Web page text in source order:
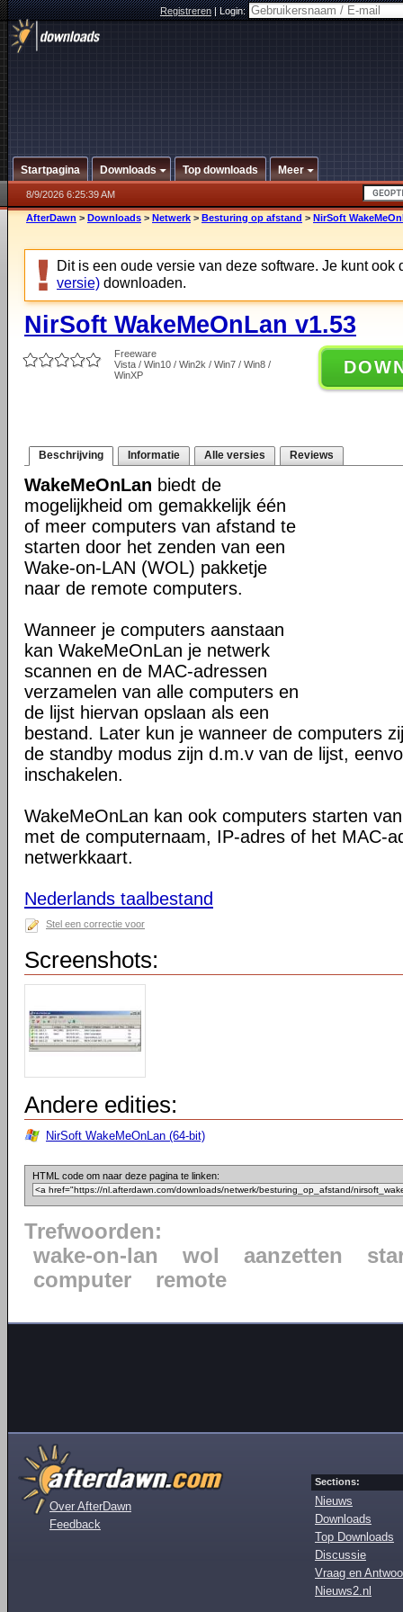
Registreren|Login:
Startpagina Downloads Top downloads Meer
8/9/2026 6:25:39 AM
AfterDawn > Downloads > Netwerk > Besturing op afstand > NirSoft
Dit is een oude versie van deze software. Je kunt ook
versie) downloaden.
NirSoft WakeMeOnLan v1.53
Freeware
Vista / Win10 / Win2k / Win7 / Win8 /
WinXP
Beschrijving Informatie Alle versies Reviews
WakeMeOnLan biedt de
mogelijkheid om gemakkelijk één
of meer computers van afstand te
starten door het zenden van een
Wake-on-LAN (WOL) pakketje
naar de remote computers.
Wanneer je computers aanstaan
kan WakeMeOnLan je netwerk
scannen en de MAC-adressen
verzamelen van alle computers en
de lijst hiervan opslaan als een
bestand. Later kun je wanneer de computers
de standby modus zijn d.m.v van de lijst,
inschakelen.
WakeMeOnLan kan ook computers starten
met de computernaam, IP-adres of het MAC-
netwerkkaart.
Nederlands taalbestand
Stel een correctie voor
Screenshots:
Andere edities:
NirSoft WakeMeOnLan (64-bit)
HTML code om naar deze pagina te linken:
Trefwoorden:
wake-on-lan
wol aanzetten
computer
remote
Over AfterDawn
Feedback
Sections:
Nieuws
Downloads
Top Downloads
Discussie
Vraag en
Nieuws2.nl